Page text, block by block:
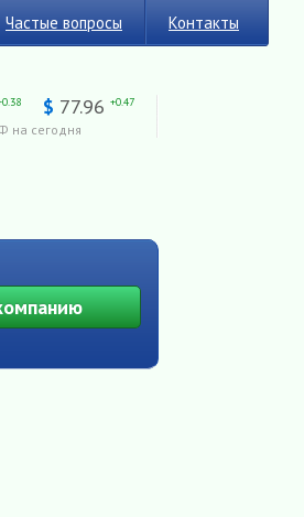
Частые вопросы Контакты
$ 77.96 +0.47
на сегодня